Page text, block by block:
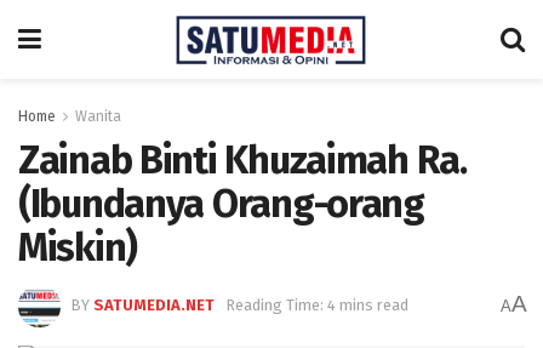
Home Wanita
Zainab Binti Khuzaimah Ra.
(Ibundanya Orang-orang
Miskin)
BY SATUMEDIA.NET Reading Time: 4 mins read AA